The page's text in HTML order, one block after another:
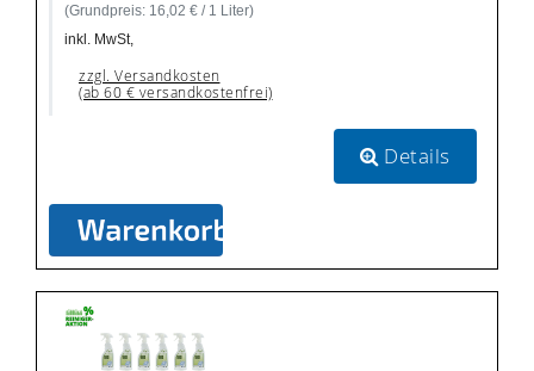
(Grundpreis: 16,02 € / 1 Liter)
inkl. MwSt,
zzgl. Versandkosten
(ab 60 € versandkostenfrei)
Details